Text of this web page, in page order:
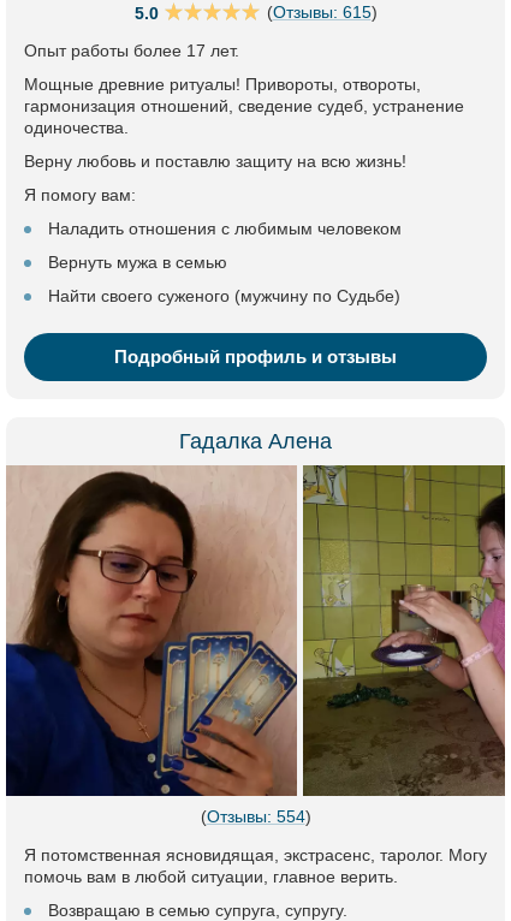
5.0 (Отзывы: 615)
Опыт работы более 17 лет.
Мощные древние ритуалы! Привороты, отвороты,
гармонизация отношений, сведение судеб, устранение
одиночества.
Верну любовь и поставлю защиту на всю жизнь!
Я помогу вам:
Наладить отношения с любимым человеком
Вернуть мужа в семью
Найти своего суженого (мужчину по Судьбе)
Подробный профиль и отзывы
Гадалка Алена
(Отзывы: 554)
Я потомственная ясновидящая, экстрасенс, таролог. Могу
помочь вам в любой ситуации, главное верить.
Возвращаю в семью супруга, супругу.